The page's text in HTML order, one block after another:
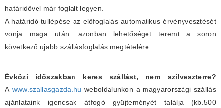
határidővel már foglalt legyen.
A határidő tullépése az előfoglalás automatikus érvényvesztését
vonja maga után. azonban lehetőséget teremt a soron
következő ujabb szállásfoglalás megtételére.
Évközi időszakban keres szállást, nem szilveszterre?
A www.szallasgazda.hu weboldalunkon a magyarországi szállás
ajánlataink igencsak átfogó gyüjteményét találja (kb.500